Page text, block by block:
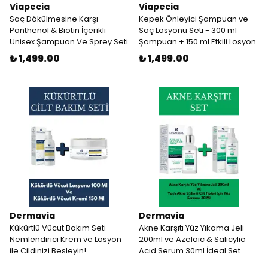
Viapecia
Saç Dökülmesine Karşı
Panthenol & Biotin İçerikli
Unisex Şampuan Ve Sprey Seti
₺ 1,499.00
Viapecia
Kepek Önleyici Şampuan ve
Saç Losyonu Seti - 300 ml
Şampuan + 150 ml Etkili Losyon
₺ 1,499.00
Dermavia
Kükürtlü Vücut Bakım Seti -
Nemlendirici Krem ve Losyon
ile Cildinizi Besleyin!
Dermavia
Akne Karşıtı Yüz Yıkama Jeli
200ml ve Azelaıc & Salıcylıc
Acıd Serum 30ml İdeal Set